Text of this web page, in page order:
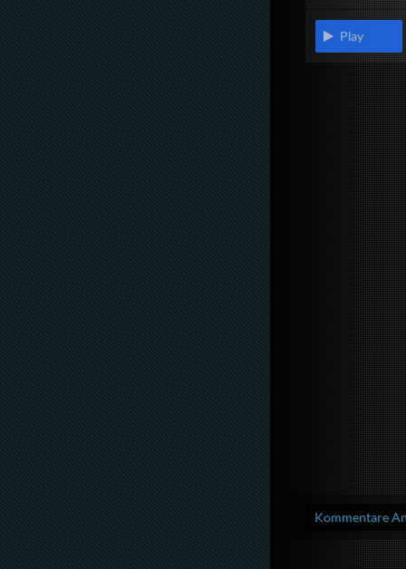
Play
Kommentare